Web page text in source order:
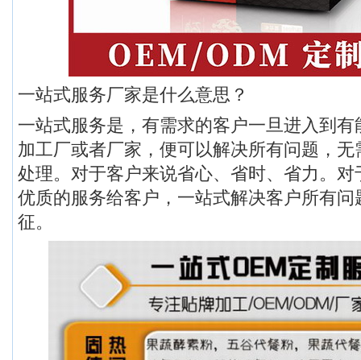
一站式服务厂家是什么意思？
一站式服务是，有需求的客户一旦进入到
加工厂或者厂家，便可以解决所有问题，
处理。对于客户来说省心、省时、省力。
优质的服务给客户，一站式解决客户所有
征。